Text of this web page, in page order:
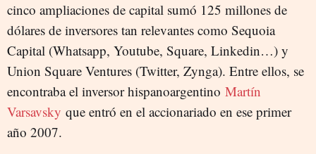
cinco ampliaciones de capital sumó 125 millones de
dólares de inversores tan relevantes como Sequoia
Capital (Whatsapp, Youtube, Square, Linkedin…) y
Union Square Ventures (Twitter, Zynga). Entre ellos, se
encontraba el inversor hispanoargentino Martín
Varsavsky que entró en el accionariado en ese primer
año 2007.